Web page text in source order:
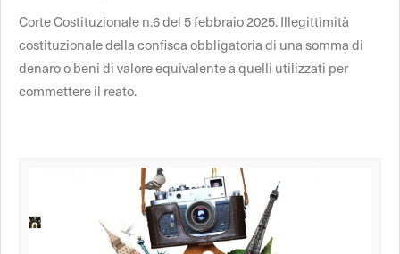
Corte Costituzionale n.6 del 5 febbraio 2025. Illegittimità
costituzionale della confisca obbligatoria di una somma di
denaro o beni di valore equivalente a quelli utilizzati per
commettere il reato.